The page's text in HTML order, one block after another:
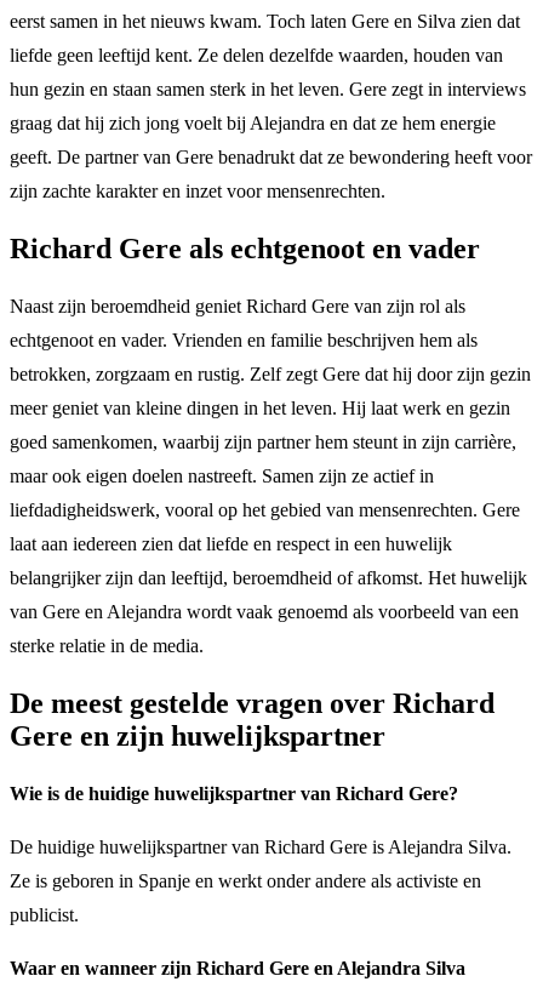
eerst samen in het nieuws kwam. Toch laten Gere en Silva zien dat
liefde geen leeftijd kent. Ze delen dezelfde waarden, houden van
hun gezin en staan samen sterk in het leven. Gere zegt in interviews
graag dat hij zich jong voelt bij Alejandra en dat ze hem energie
geeft. De partner van Gere benadrukt dat ze bewondering heeft voor
zijn zachte karakter en inzet voor mensenrechten.
Richard Gere als echtgenoot en vader
Naast zijn beroemdheid geniet Richard Gere van zijn rol als
echtgenoot en vader. Vrienden en familie beschrijven hem als
betrokken, zorgzaam en rustig. Zelf zegt Gere dat hij door zijn gezin
meer geniet van kleine dingen in het leven. Hij laat werk en gezin
goed samenkomen, waarbij zijn partner hem steunt in zijn carrière,
maar ook eigen doelen nastreeft. Samen zijn ze actief in
liefdadigheidswerk, vooral op het gebied van mensenrechten. Gere
laat aan iedereen zien dat liefde en respect in een huwelijk
belangrijker zijn dan leeftijd, beroemdheid of afkomst. Het huwelijk
van Gere en Alejandra wordt vaak genoemd als voorbeeld van een
sterke relatie in de media.
De meest gestelde vragen over Richard
Gere en zijn huwelijkspartner
Wie is de huidige huwelijkspartner van Richard Gere?
De huidige huwelijkspartner van Richard Gere is Alejandra Silva.
Ze is geboren in Spanje en werkt onder andere als activiste en
publicist.
Waar en wanneer zijn Richard Gere en Alejandra Silva